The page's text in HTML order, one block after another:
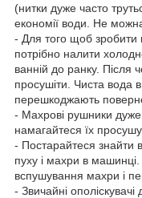
(нитки дуже часто
економії води. Не
- Для того щоб
потрібно налити
ванній до ранку. Після
просушіти. Чиста вода
перешкоджають
- Махрові рушники дуже
намагайтеся їх
- Постарайтеся знайти
пуху і махри в
вспушування махри і
- Звичайні